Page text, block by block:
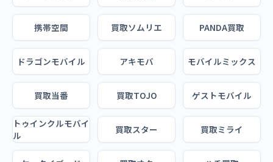
携帯空間 買取ソムリエ PANDA買取
ドラゴンモバイル アキモバ モバイルミックス
買取当番 買取TOJO ゲストモバイル
トゥインクルモバイ
ル
買取スター 買取ミライ